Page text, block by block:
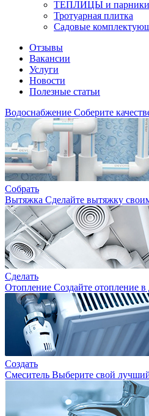
ТЕПЛИЦЫ и парники
Тротуарная плитка
Садовые
Отзывы
Вакансии
Услуги
Новости
Полезные статьи
Водоснабжение Соберите
Собрать
Вытяжка Сделайте вытяжку
Сделать
Отопление Создайте отопление в
Создать
Смеситель Выберите свой